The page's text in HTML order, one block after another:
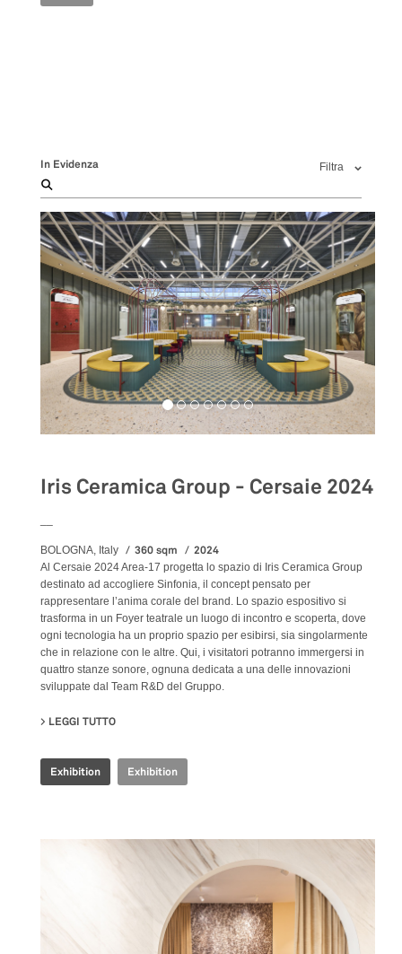
In Evidenza Filtra
Iris Ceramica Group - Cersaie 2024
BOLOGNA, Italy 360 sqm 2024
Al Cersaie 2024 Area-17 progetta lo spazio di Iris Ceramica Group
destinato ad accogliere Sinfonia, il concept pensato per
rappresentare l’anima corale del brand. Lo spazio espositivo si
trasforma in un Foyer teatrale un luogo di incontro e scoperta, dove
ogni tecnologia ha un proprio spazio per esibirsi, sia singolarmente
che in relazione con le altre. Qui, i visitatori potranno immergersi in
quattro stanze sonore, ognuna dedicata a una delle innovazioni
sviluppate dal Team R&D del Gruppo.
LEGGI TUTTO
Exhibition Exhibition